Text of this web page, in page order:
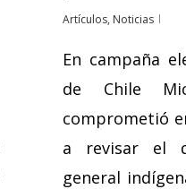
Artículos, Noticias
En campaña
de Chile
comprometió
a revisar el
general